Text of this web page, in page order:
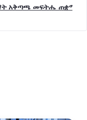
አቅጣጫ መፍትሔ ጠቋሚ